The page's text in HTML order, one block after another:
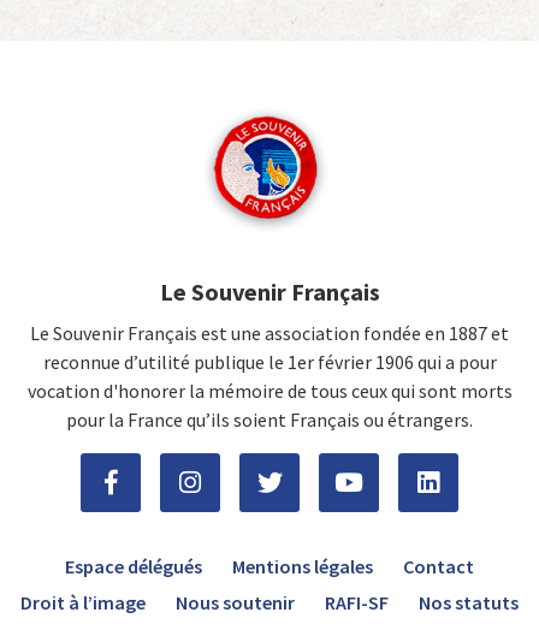
Le Souvenir Français
Le Souvenir Français est une association fondée en 1887 et
reconnue d’utilité publique le 1er février 1906 qui a pour
vocation d'honorer la mémoire de tous ceux qui sont morts
pour la France qu’ils soient Français ou étrangers.
Espace délégués Mentions légales
Contact
Droit à l’image
Nous soutenir RAFI-SF Nos statuts